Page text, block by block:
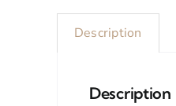
Description
Description